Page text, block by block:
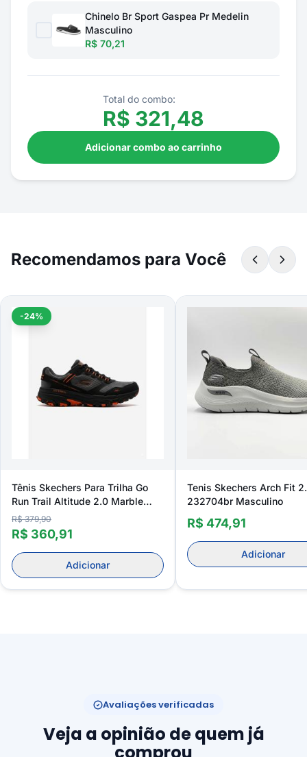
Chinelo Br Sport Gaspea Pr Medelin
Masculino
R$ 70,21
Total do combo:
R$ 321,48
Adicionar combo ao carrinho
Recomendamos para Você
-24%
Tênis Skechers Para Trilha Go
Run Trail Altitude 2.0 Marble
Rock 3.0 Masculino 220754
R$ 379,90
R$ 360,91
Adicionar
Tenis Skechers Arch Fit
232704br Masculino
R$ 474,91
Adicionar
Avaliações verificadas
Veja a opinião de quem já